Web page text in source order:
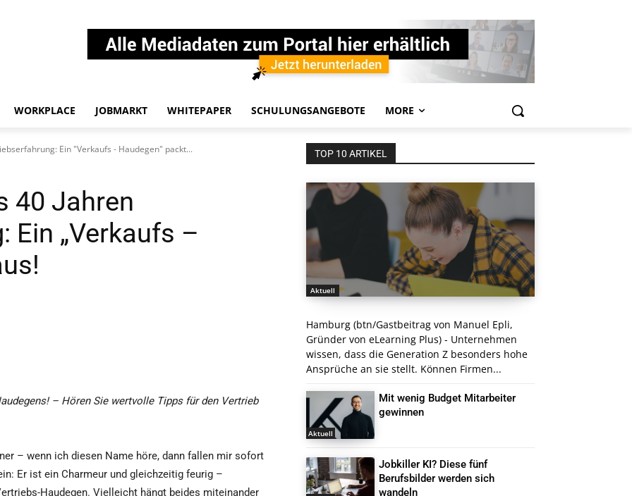
WORKPLACE JOBMARKT WHITEPAPER SCHULUNGSANGEBOTE MORE
Ein "Verkaufs - Haudegen" packt...
40 Jahren
Ein „Verkaufs –
– Hören Sie wertvolle Tipps für den Vertrieb
– wenn ich diesen Name höre, dann fallen mir sofort
Er ist ein Charmeur und gleichzeitig feurig –
Haudegen. Vielleicht hängt beides miteinander
TOP 10 ARTIKEL
Aktuell
Hamburg (btn/Gastbeitrag von Manuel Epli,
Gründer von eLearning Plus) - Unternehmen
wissen, dass die Generation Z besonders hohe
Ansprüche an sie stellt. Können Firmen...
Aktuell
Mit wenig Budget Mitarbeiter
gewinnen
Jobkiller KI? Diese fünf
Berufsbilder werden sich
wandeln